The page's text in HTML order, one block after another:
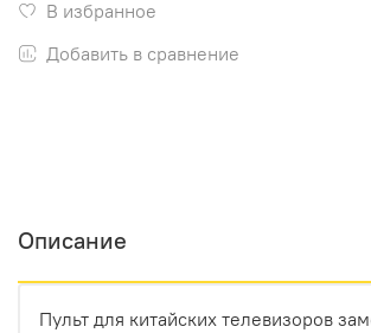
В избранное
Добавить в сравнение
Описание
Пульт для китайских телевизоров